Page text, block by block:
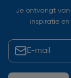
Je ontvangt van
inspiratie en